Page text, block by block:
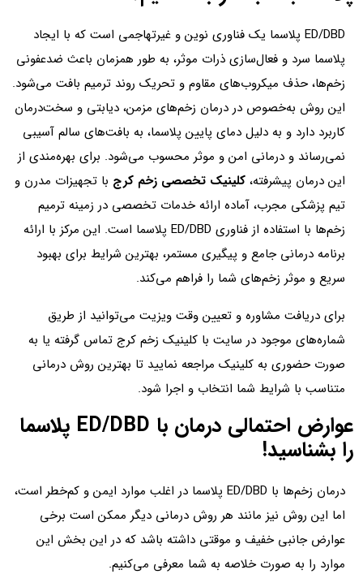
ED/DBD پلاسما یک فناوری نوین و غیرتهاجمی است که با ایجاد
پلاسما سرد و فعال‌سازی ذرات موثر، به طور همزمان باعث ضدعفونی
زخم‌ها، حذف میکروب‌های مقاوم و تحریک روند ترمیم بافت می‌شود.
این روش به‌خصوص در درمان زخم‌های مزمن، دیابتی و سخت‌درمان
کاربرد دارد و به دلیل دمای پایین پلاسما، به بافت‌های سالم آسیبی
نمی‌رساند و درمانی امن و موثر محسوب می‌شود. برای بهره‌مندی از
این درمان پیشرفته، کلینیک تخصصی زخم کرج با تجهیزات مدرن و
تیم پزشکی مجرب، آماده ارائه خدمات تخصصی در زمینه ترمیم
زخم‌ها با استفاده از فناوری ED/DBD پلاسما است. این مرکز با ارائه
برنامه درمانی جامع و پیگیری مستمر، بهترین شرایط برای بهبود
سریع و موثر زخم‌های شما را فراهم می‌کند.
برای دریافت مشاوره و تعیین وقت ویزیت می‌توانید از طریق
شماره‌های موجود در سایت با کلینیک زخم کرج تماس گرفته یا به
صورت حضوری به کلینیک مراجعه نمایید تا بهترین روش درمانی
متناسب با شرایط شما انتخاب و اجرا شود.
عوارض احتمالی درمان با ED/DBD پلاسما
را بشناسید!
درمان زخم‌ها با ED/DBD پلاسما در اغلب موارد ایمن و کم‌خطر است،
اما این روش نیز مانند هر روش درمانی دیگر ممکن است برخی
عوارض جانبی خفیف و موقتی داشته باشد که در این بخش این
موارد را به صورت خلاصه به شما معرفی می‌کنیم.